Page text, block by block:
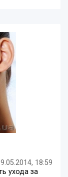
18:59
ухода за